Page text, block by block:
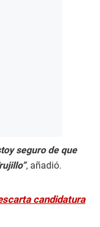
seguro de que
, añadió.
candidatura